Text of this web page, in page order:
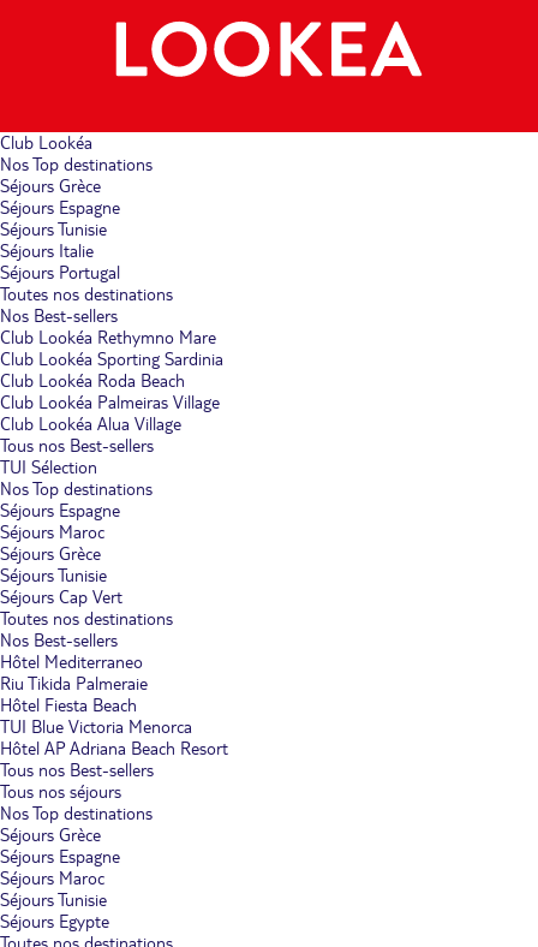
Club Lookéa
Nos Top destinations
Séjours Grèce
Séjours Espagne
Séjours Tunisie
Séjours Italie
Séjours Portugal
Toutes nos destinations
Nos Best-sellers
Club Lookéa Rethymno Mare
Club Lookéa Sporting Sardinia
Club Lookéa Roda Beach
Club Lookéa Palmeiras Village
Club Lookéa Alua Village
Tous nos Best-sellers
TUI Sélection
Nos Top destinations
Séjours Espagne
Séjours Maroc
Séjours Grèce
Séjours Tunisie
Séjours Cap Vert
Toutes nos destinations
Nos Best-sellers
Hôtel Mediterraneo
Riu Tikida Palmeraie
Hôtel Fiesta Beach
TUI Blue Victoria Menorca
Hôtel AP Adriana Beach Resort
Tous nos Best-sellers
Tous nos séjours
Nos Top destinations
Séjours Grèce
Séjours Espagne
Séjours Maroc
Séjours Tunisie
Séjours Egypte